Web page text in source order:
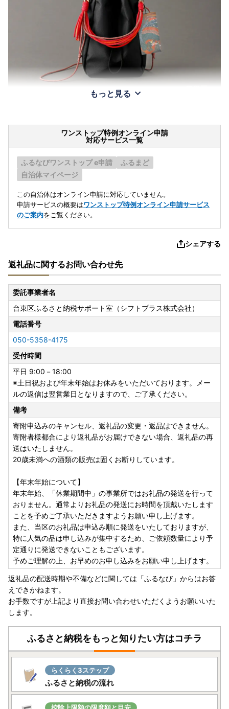
もっと見る
ワンストップ特例オンライン申請
対応サービス一覧
ふるなびワンストップ e申請
ふるまど
自治体マイページ
この自治体はオンライン申請に対応していません。
申請サービスの概要はワンストップ特例オンライン申請サービス
のご案内をご覧ください。
シェアする
返礼品に関するお問い合わせ先
委託事業者名
台東区ふるさと納税サポート室（シフトプラス株式会社）
電話番号
050-5358-4175
受付時間
平日 9:00－18:00
※土日祝および年末年始はお休みをいただいております。メー
ルの返信は翌営業日となりますので、ご了承ください。
備考
寄附申込みのキャンセル、返礼品の変更・返品はできません。
寄附者様都合により返礼品がお届けできない場合、返礼品の再
送はいたしません。
20歳未満への酒類の販売は固くお断りしています。
【年末年始について】
年末年始、「休業期間中」の事業所ではお礼品の発送を行って
おりません。通常よりお礼品の発送にお時間を頂戴いたします
ことを予めご了承いただきますようお願い申し上げます。
また、当区のお礼品は申込み順に発送をいたしておりますが、
特に人気の品は申し込みが集中するため、ご依頼数量により予
定通りに発送できないこともございます。
予めご理解の上、お早めのお申し込みをお願い申し上げます。
返礼品の配送時期や不備などに関しては「ふるなび」からはお答
えできかねます。
お手数ですが上記より直接お問い合わせいただくようお願いいた
します。
ふるさと納税をもっと知りたい方はコチラ
らくらく3ステップ
ふるさと納税の流れ